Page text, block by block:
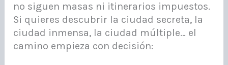
no siguen masas ni itinerarios impuestos.
Si quieres descubrir la ciudad secreta, la
ciudad inmensa, la ciudad múltiple… el
camino empieza con decisión: